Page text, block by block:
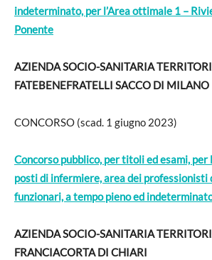
indeterminato, per l’Area ottimale 1 –
Ponente
AZIENDA SOCIO-SANITARIA
FATEBENEFRATELLI SACCO DI MILANO
CONCORSO (scad. 1 giugno 2023)
Concorso pubblico, per titoli ed esami,
posti di infermiere, area dei professionisti
funzionari, a tempo pieno ed
AZIENDA SOCIO-SANITARIA
FRANCIACORTA DI CHIARI